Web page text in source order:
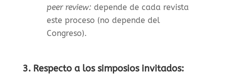
peer review: depende de cada revista
este proceso (no depende del
Congreso).
3. Respecto a los simposios invitados: